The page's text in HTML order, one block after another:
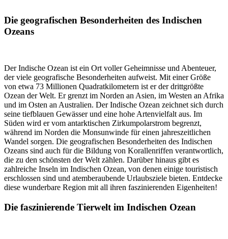
Die geografischen Besonderheiten des Indischen
Ozeans
Der Indische Ozean ist ein Ort voller Geheimnisse und Abenteuer,
der viele geografische Besonderheiten aufweist. Mit einer Größe
von etwa 73 Millionen Quadratkilometern ist er der drittgrößte
Ozean der Welt. Er grenzt im Norden an Asien, im Westen an Afrika
und im Osten an Australien. Der Indische Ozean zeichnet sich durch
seine tiefblauen Gewässer und eine hohe Artenvielfalt aus. Im
Süden wird er vom antarktischen Zirkumpolarstrom begrenzt,
während im Norden die Monsunwinde für einen jahreszeitlichen
Wandel sorgen. Die geografischen Besonderheiten des Indischen
Ozeans sind auch für die Bildung von Korallenriffen verantwortlich,
die zu den schönsten der Welt zählen. Darüber hinaus gibt es
zahlreiche Inseln im Indischen Ozean, von denen einige touristisch
erschlossen sind und atemberaubende Urlaubsziele bieten. Entdecke
diese wunderbare Region mit all ihren faszinierenden Eigenheiten!
Die faszinierende Tierwelt im Indischen Ozean